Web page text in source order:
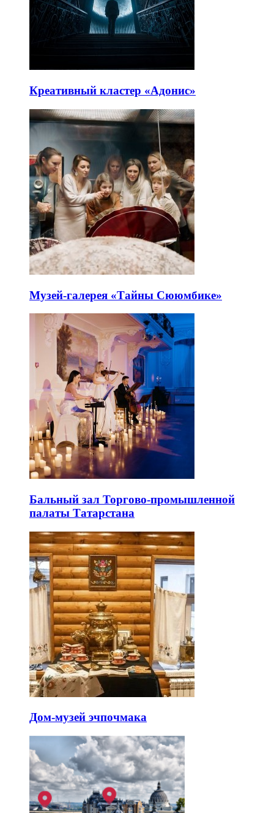
Креативный кластер «Адонис»
Музей-галерея «Тайны Сююмбике»
Бальный зал Торгово-промышленной
палаты Татарстана
Дом-музей эчпочмака